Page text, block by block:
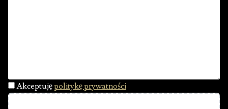
Akceptujępolitykę prywatności